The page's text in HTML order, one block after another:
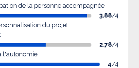
de la personne accompagnée
3.88/4
du projet
2.78/4
l'autonomie
4/4